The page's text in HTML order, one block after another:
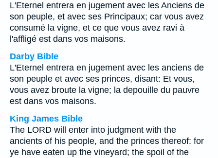
L'Eternel entrera en jugement avec les Anciens de
son peuple, et avec ses Principaux; car vous avez
consumé la vigne, et ce que vous avez ravi à
l'affligé est dans vos maisons.
Darby Bible
L'Eternel entrera en jugement avec les anciens de
son peuple et avec ses princes, disant: Et vous,
vous avez broute la vigne; la depouille du pauvre
est dans vos maisons.
King James Bible
The LORD will enter into judgment with the
ancients of his people, and the princes thereof: for
ye have eaten up the vineyard; the spoil of the